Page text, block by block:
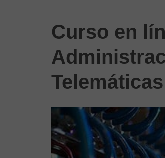
Curso en
Telemáticas